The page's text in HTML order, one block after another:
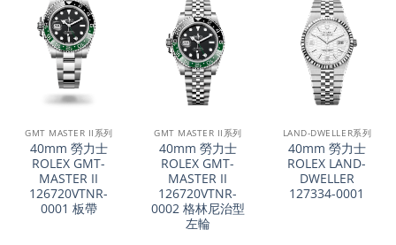
GMT MASTER II系列
40mm 勞力士
ROLEX GMT-
MASTER II
126720VTNR-
0001 板帶
GMT MASTER II系列
40mm 勞力士
ROLEX GMT-
MASTER II
126720VTNR-
0002 格林尼治型
左輪
LAND-DWELLER系列
40mm 勞力士
ROLEX LAND-
DWELLER
127334-0001